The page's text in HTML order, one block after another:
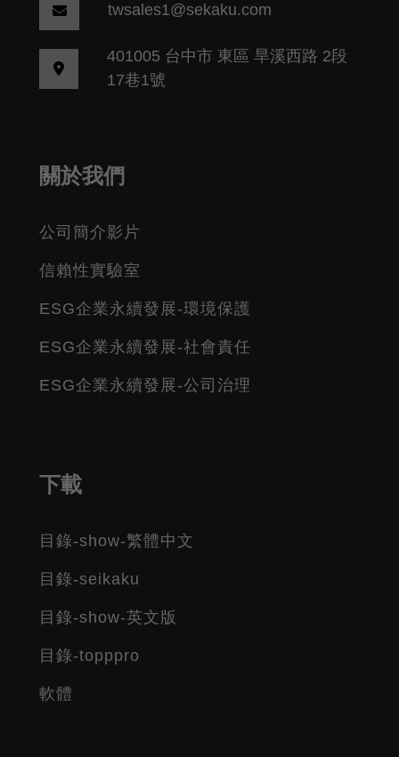
twsales1@sekaku.com
401005 台中市 東區 旱溪西路 2段
17巷1號
關於我們
公司簡介影片
信賴性實驗室
ESG企業永續發展-環境保護
ESG企業永續發展-社會責任
ESG企業永續發展-公司治理
下載
目錄-show-繁體中文
目錄-seikaku
目錄-show-英文版
目錄-topppro
軟體